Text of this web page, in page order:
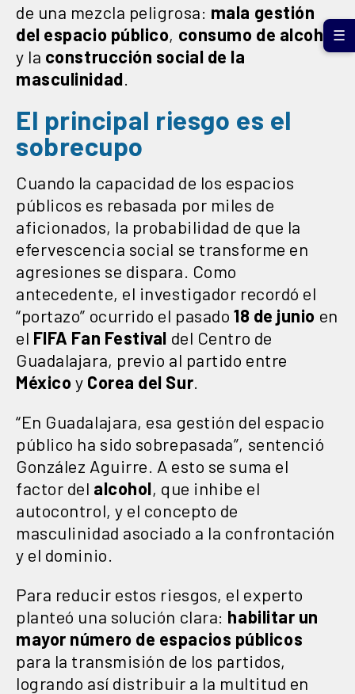
de una mezcla peligrosa: mala gestión
del espacio público, consumo de alcohol
y la construcción social de la
masculinidad
El principal riesgo es el
sobrecupo
Cuando la capacidad de los espacios
públicos es rebasada por miles de
aficionados, la probabilidad de que la
efervescencia social se transforme en
agresiones se dispara. Como
antecedente, el investigador recordó el
“portazo” ocurrido el pasado 18 de junio en
el FIFA Fan Festival del Centro de
Guadalajara, previo al partido entre
México y Corea del Sur
“En Guadalajara, esa gestión del espacio
público ha sido sobrepasada”, sentenció
González Aguirre. A esto se suma el
factor del alcohol, que inhibe el
autocontrol, y el concepto de
masculinidad asociado a la confrontación
y el dominio.
Para reducir estos riesgos, el experto
planteó una solución clara: habilitar un
mayor número de espacios públicos
para la transmisión de los partidos,
logrando así distribuir a la multitud en
☰